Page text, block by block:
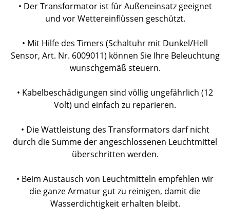
• Der Transformator ist für Außeneinsatz geeignet
und vor Wettereinflüssen geschützt.
• Mit Hilfe des Timers (Schaltuhr mit Dunkel/Hell
Sensor, Art. Nr. 6009011) können Sie Ihre Beleuchtung
wunschgemäß steuern.
• Kabelbeschädigungen sind völlig ungefährlich (12
Volt) und einfach zu reparieren.
• Die Wattleistung des Transformators darf nicht
durch die Summe der angeschlossenen Leuchtmittel
überschritten werden.
• Beim Austausch von Leuchtmitteln empfehlen wir
die ganze Armatur gut zu reinigen, damit die
Wasserdichtigkeit erhalten bleibt.